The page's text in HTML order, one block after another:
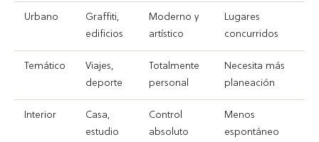
Urbano
Graffiti,
edificios
Moderno y
artístico
Lugares
concurridos
Temático
Viajes,
deporte
Totalmente
personal
Necesita más
planeación
Interior
Casa,
estudio
Control
absoluto
Menos
espontáneo